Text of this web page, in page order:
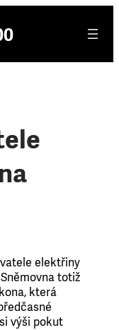
elektřiny
totiž
která
výši pokut